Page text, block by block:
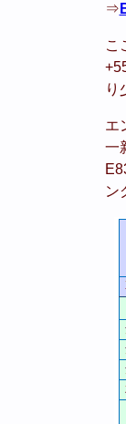
⇒
こ
り
エ
一
ン